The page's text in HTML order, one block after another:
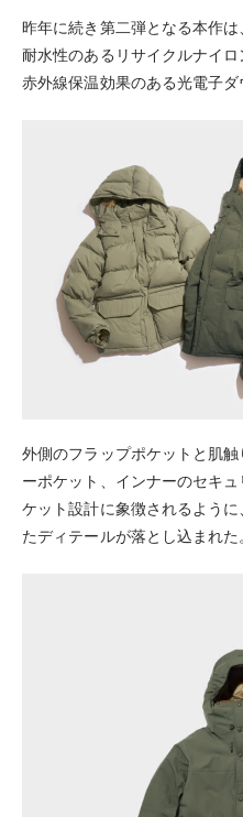
昨年に続き第二弾となる本作は
耐水性のあるリサイクルナイ
赤外線保温効果のある光電子ダ
外側のフラップポケットと肌
ーポケット、インナーのセキ
ケット設計に象徴されるよう
たディテールが落とし込まれた